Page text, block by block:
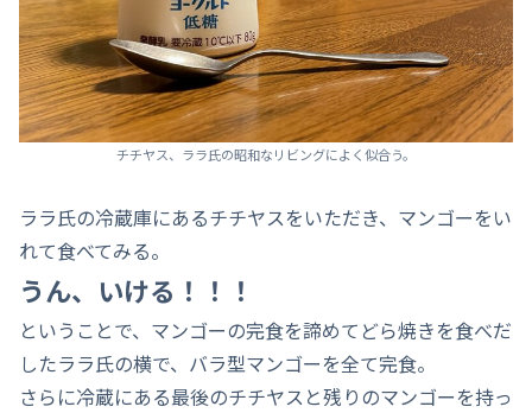
チチヤス、ララ氏の昭和なリビングによく似合う。
ララ氏の冷蔵庫にあるチチヤスをいただき、マンゴーをい
れて食べてみる。
うん、いける！！！
ということで、マンゴーの完食を諦めてどら焼きを食べだ
したララ氏の横で、バラ型マンゴーを全て完食。
さらに冷蔵にある最後のチチヤスと残りのマンゴーを持っ